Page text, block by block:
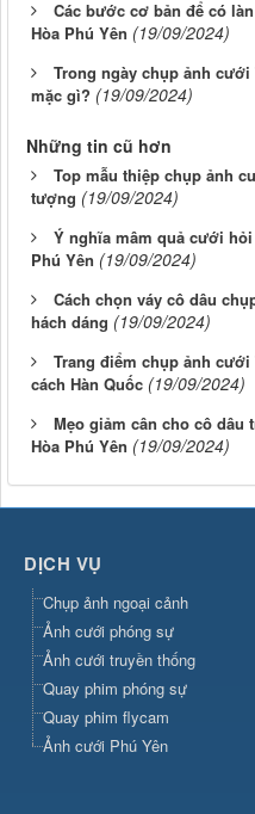
Các bước cơ bản để có
Hòa Phú Yên (19/09/2024)
Trong ngày chụp ảnh cưới
mặc gì? (19/09/2024)
Những tin cũ hơn
Top mẫu thiệp chụp ảnh
tượng (19/09/2024)
Ý nghĩa mâm quả cưới
Phú Yên (19/09/2024)
Cách chọn váy cô dâu
hách dáng (19/09/2024)
Trang điểm chụp ảnh cưới
cách Hàn Quốc (19/09/2024)
Mẹo giảm cân cho cô dâu
Hòa Phú Yên (19/09/2024)
DỊCH VỤ
Chụp ảnh ngoại cảnh
Ảnh cưới phóng sự
Ảnh cưới truyền thống
Quay phim phóng sự
Quay phim flycam
Ảnh cưới Phú Yên